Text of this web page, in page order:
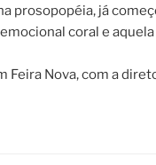
prosopopéia, já
coral e
Feira Nova, com a